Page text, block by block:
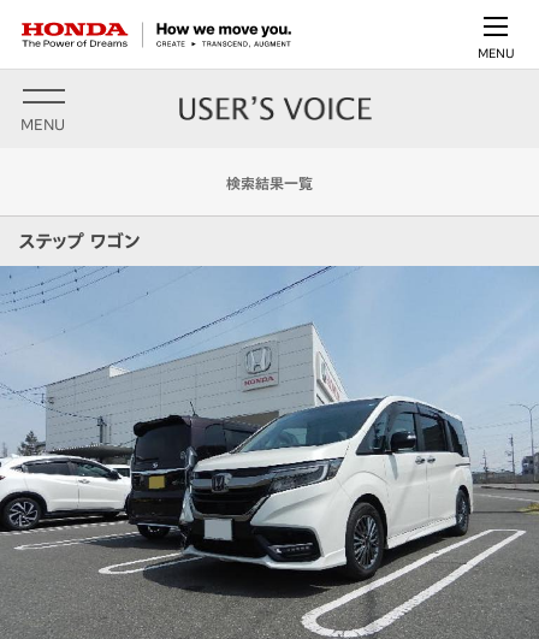
MENU
MENU
検索結果一覧
ステップ ワゴン